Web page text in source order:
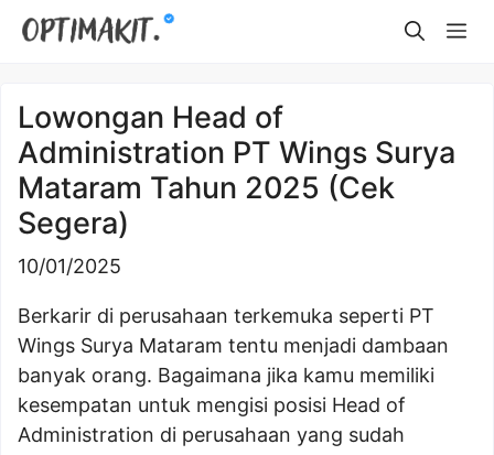
Skip
Lowongan Head of
Administration PT Wings Surya
Mataram Tahun 2025 (Cek
Segera)
10/01/2025
Berkarir di perusahaan terkemuka seperti PT
Wings Surya Mataram tentu menjadi dambaan
banyak orang. Bagaimana jika kamu memiliki
kesempatan untuk mengisi posisi Head of
Administration di perusahaan yang sudah